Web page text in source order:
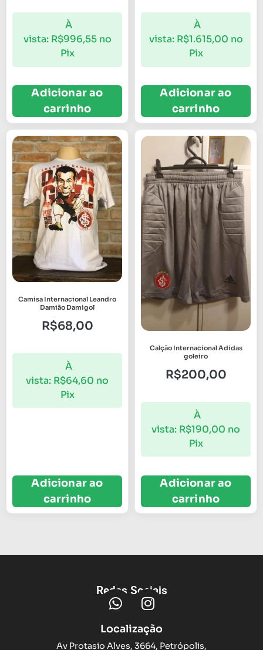
À
vista: R$996,55 no
Pix
Adicionar ao
carrinho
À
vista: R$1.615,00 no
Pix
Adicionar ao
carrinho
Camisa Internacional Leandro
Damião Damigol
R$68,00
À
vista: R$64,60 no
Pix
Adicionar ao
carrinho
Calção Internacional Adidas
goleiro
R$200,00
À
vista: R$190,00 no
Pix
Adicionar ao
carrinho
Redes Sociais
Localização
Av Protasio Alves, 3664, Petrópolis,